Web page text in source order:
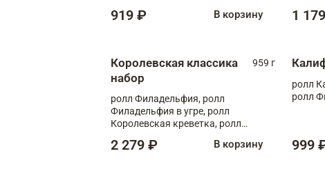
919 ₽ В корзину 1
Королевская классика
набор
959 г
ролл Филадельфия, ролл
Филадельфия в угре, ролл
Королевская креветка, ролл
2 279 ₽ В корзину
ролл
ролл
999